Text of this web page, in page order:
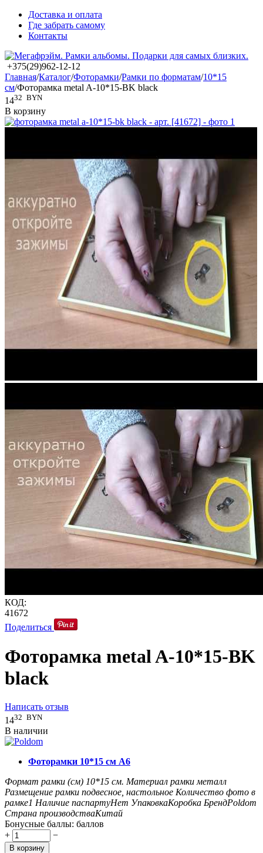
Доставка и оплата
Где забрать самому
Контакты
+375(29)962-12-12
Главная/Каталог/Фоторамки/Рамки по форматам/10*15
см/Фоторамка metal A-10*15-BK black
1432 BYN
В корзину
КОД:
41672
Поделиться
Фоторамка metal A-10*15-BK
black
Написать отзыв
1432 BYN
В наличии
Фоторамки 10*15 см А6
Формат рамки (см) 10*15 см. Материал рамки металл
Размещение рамки подвесное, настольное Количество фото в
рамке1 Наличие паспартуНет УпаковкаКоробка БрендPoldom
Страна производстваКитай
Бонусные баллы: баллов
+
−
В корзину